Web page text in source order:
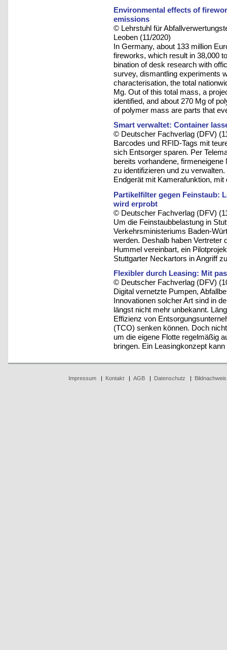
Environmental effects of
emissions
© Lehrstuhl für
Leoben (11/2020)
In Germany, about 133 million
fireworks, which result in 38,000
bination of desk research with
survey, dismantling experiments
characterisation, the total
Mg. Out of this total mass, a
identified, and about 270 Mg of
of polymer mass are parts that
Smart verwaltet: Container
© Deutscher Fachverlag (DFV)
Barcodes und RFID-Tags mit
sich Entsorger sparen. Per
bereits vorhandene,
zu identifizieren und zu
Endgerät mit Kamerafunktion,
Partikelfilter gegen Feinstaub:
wird erprobt
© Deutscher Fachverlag (DFV)
Um die Feinstaubbelastung in
Verkehrsministeriums Baden-
werden. Deshalb haben Vertreter
Hummel vereinbart, ein
Stuttgarter Neckartors in Angriff
Flexibler durch Leasing: Mit
© Deutscher Fachverlag (DFV)
Digital vernetzte Pumpen,
Innovationen solcher Art sind in
längst nicht mehr unbekannt.
Effizienz von
(TCO) senken können. Doch
um die eigene Flotte regelmäßig
bringen. Ein Leasingkonzept kann
Impressum| Kontakt| AGB| Datenschutz Bildnachweis